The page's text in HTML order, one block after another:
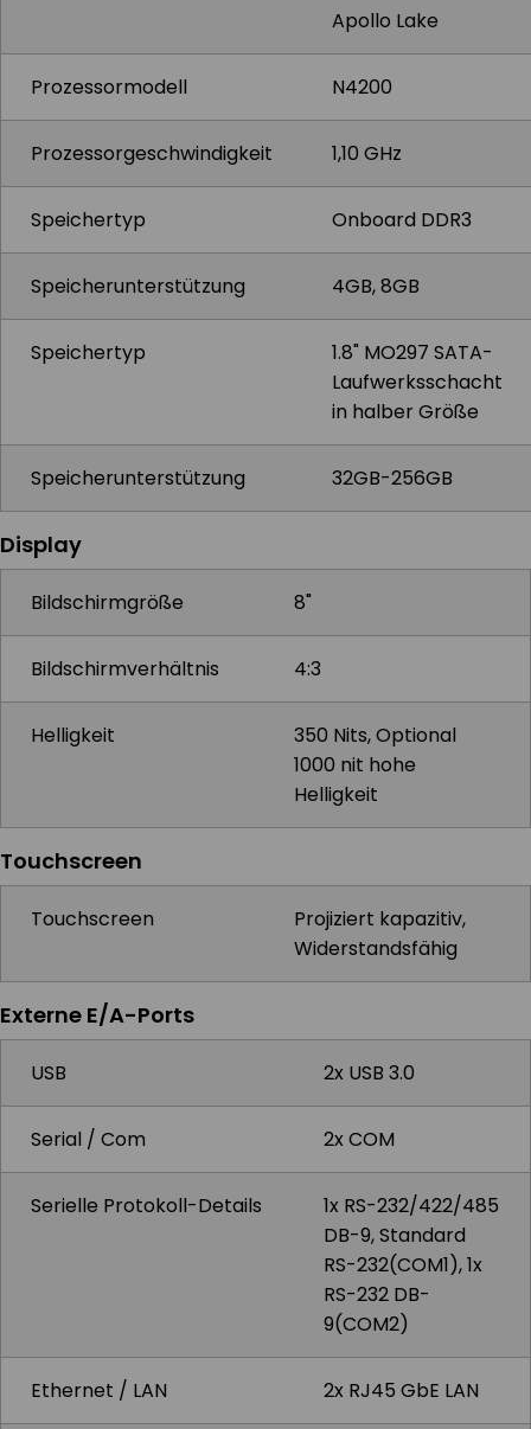
Apollo Lake
Prozessormodell N4200
Prozessorgeschwindigkeit 1,10 GHz
Speichertyp Onboard DDR3
Speicherunterstützung 4GB, 8GB
Speichertyp
1.8" MO297 SATA-
Laufwerksschacht
in halber Größe
Speicherunterstützung 32GB-256GB
Display
Bildschirmgröße 8"
Bildschirmverhältnis 4:3
Helligkeit
350 Nits, Optional
1000 nit hohe
Helligkeit
Touchscreen
Touchscreen
Projiziert kapazitiv,
Widerstandsfähig
Externe E/A-Ports
USB 2x USB 3.0
Serial / Com 2x COM
Serielle Protokoll-Details
1x RS-232/422/485
DB-9, Standard
RS-232(COM1), 1x
RS-232 DB-
9(COM2)
Ethernet / LAN 2x RJ45 GbE LAN